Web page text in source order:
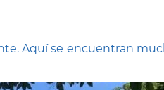
Aquí se encuentran